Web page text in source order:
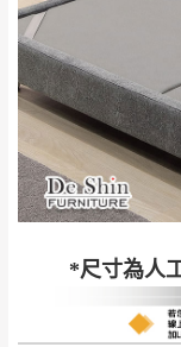
*尺寸為人
到貨時間：
台北市、新北
發票寄送：
若您選擇三聯
完成出貨15個
工作天內送達
退換貨說明：
公司客
皆由本
是全新